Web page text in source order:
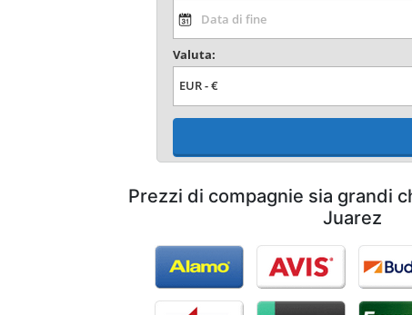
Valuta:
Prezzi di compagnie sia grandi
Juarez